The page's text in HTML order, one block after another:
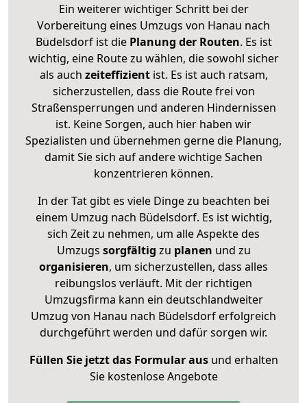
Ein weiterer wichtiger Schritt bei der
Vorbereitung eines Umzugs von Hanau nach
Büdelsdorf ist diePlanung der Routen. Es ist
wichtig, eine Route zu wählen, die sowohl sicher
als auch zeiteffizientist. Es ist auch ratsam,
sicherzustellen, dass die Route frei von
Straßensperrungen und anderen Hindernissen
ist. Keine Sorgen, auch hier haben wir
Spezialisten und übernehmen gerne die Planung,
damit Sie sich auf andere wichtige Sachen
konzentrieren können.
In der Tat gibt es viele Dinge zu beachten bei
einem Umzug nach Büdelsdorf. Es ist wichtig,
sich Zeit zu nehmen, um alle Aspekte des
Umzugs sorgfältig zu planen und zu
organisieren, um sicherzustellen, dass alles
reibungslos verläuft. Mit der richtigen
Umzugsfirma kann ein deutschlandweiter
Umzug von Hanau nach Büdelsdorf erfolgreich
durchgeführt werden und dafür sorgen wir.
Füllen Sie jetzt das Formular ausund erhalten
Sie kostenlose Angebote